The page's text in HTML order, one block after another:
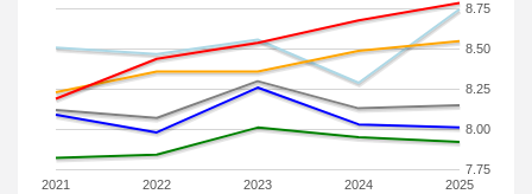
2021 2022 2023 2024 2025
7.75
8.00
8.25
8.50
8.75